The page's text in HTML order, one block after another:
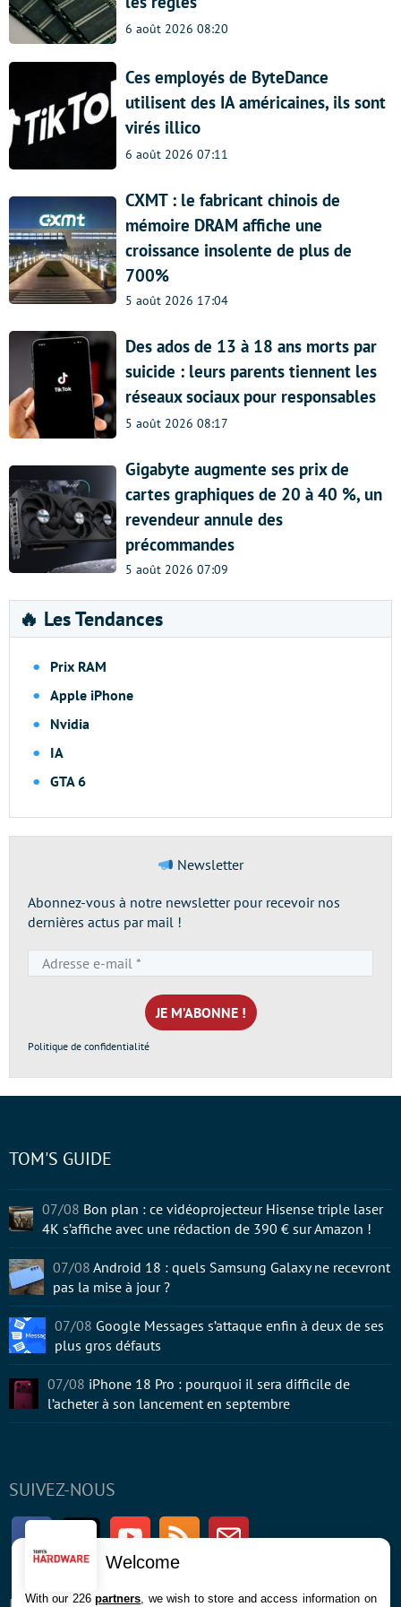
6 août 2026 08:20
Ces employés de ByteDance
utilisent des IA américaines, ils sont
virés illico
6 août 2026 07:11
CXMT : le fabricant chinois de
mémoire DRAM affiche une
croissance insolente de plus de
700%
5 août 2026 17:04
Des ados de 13 à 18 ans morts par
suicide : leurs parents tiennent les
réseaux sociaux pour responsables
5 août 2026 08:17
Gigabyte augmente ses prix de
cartes graphiques de 20 à 40 %, un
revendeur annule des
précommandes
5 août 2026 07:09
🔥 Les Tendances
Prix RAM
Apple iPhone
Nvidia
IA
GTA 6
Newsletter
Abonnez-vous à notre newsletter pour recevoir nos
dernières actus par mail !
e-
mail
*
Politique de confidentialité
SUIVEZ-NOUS
FacebookTwitter Youtube RSS Newsletter
TOM'S GUIDE
07/08 Bon plan : ce vidéoprojecteur Hisense triple laser
4K s’affiche avec une rédaction de 390 € sur Amazon !
07/08 Android 18 : quels Samsung Galaxy ne recevront
pas la mise à jour ?
07/08 Google Messages s’attaque enfin à deux de ses
plus gros défauts
07/08 iPhone 18 Pro : pourquoi il sera difficile de
l’acheter à son lancement en septembre
Welcome
With our 226partners , we wish to store and access information on